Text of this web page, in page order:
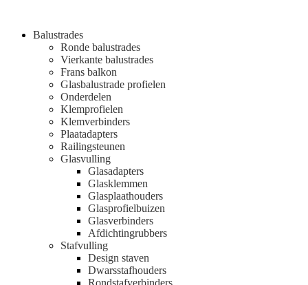
Balustrades
Ronde balustrades
Vierkante balustrades
Frans balkon
Glasbalustrade profielen
Onderdelen
Klemprofielen
Klemverbinders
Plaatadapters
Railingsteunen
Glasvulling
Glasadapters
Glasklemmen
Glasplaathouders
Glasprofielbuizen
Glasverbinders
Afdichtingrubbers
Stafvulling
Design staven
Dwarsstafhouders
Rondstafverbinders